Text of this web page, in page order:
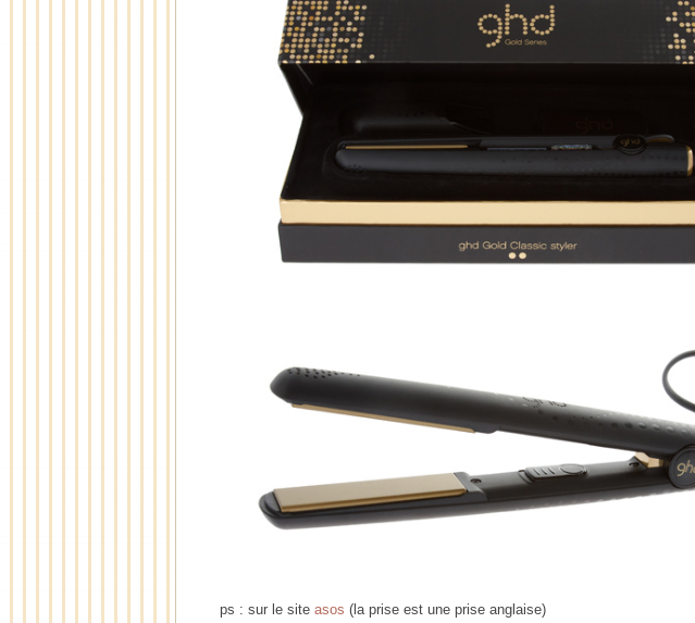
ps : sur le site asos (la prise est une prise anglaise)